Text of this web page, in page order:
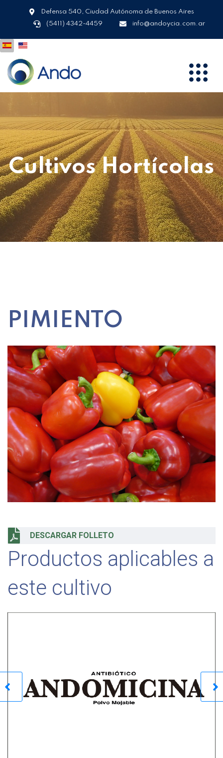
Defensa 540, Ciudad Autónoma de Buenos Aires
(5411) 4342-4459
info@andoycia.com.ar
Cultivos Hortícolas
PIMIENTO
DESCARGAR FOLLETO
Productos aplicables a
este cultivo